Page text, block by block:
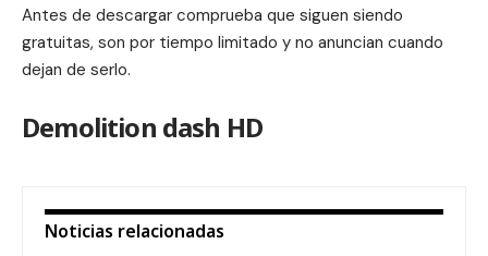
Antes de descargar comprueba que siguen siendo
gratuitas, son por tiempo limitado y no anuncian cuando
dejan de serlo.
Demolition dash HD
Noticias relacionadas